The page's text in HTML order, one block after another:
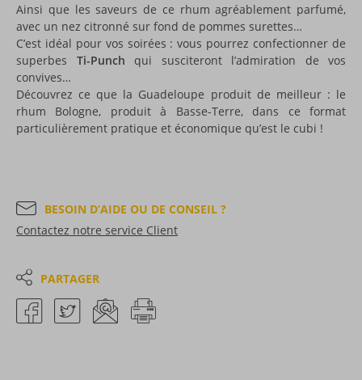
Ainsi que les saveurs de ce rhum agréablement parfumé,
avec un nez citronné sur fond de pommes surettes…
C’est idéal pour vos soirées : vous pourrez confectionner de
superbes Ti-Punch qui susciteront l’admiration de vos
convives…
Découvrez ce que la Guadeloupe produit de meilleur : le
rhum Bologne, produit à Basse-Terre, dans ce format
particulièrement pratique et économique qu’est le cubi !
BESOIN D’AIDE OU DE CONSEIL ?
Contactez notre service Client
PARTAGER